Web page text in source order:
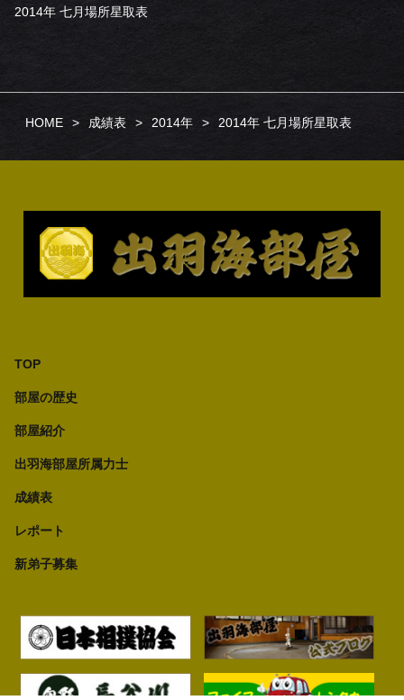
2014年 七月場所星取表
HOME 成績表 2014年 2014年 七月場所星取表
TOP
部屋の歴史
部屋紹介
出羽海部屋所属力士
成績表
レポート
新弟子募集